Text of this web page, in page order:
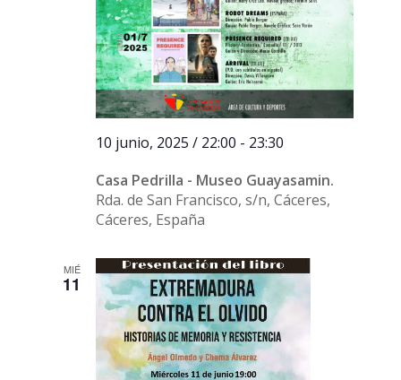
10 junio, 2025 / 22:00 - 23:30
Casa Pedrilla - Museo Guayasamin.
Rda. de San Francisco, s/n, Cáceres,
Cáceres, España
MIÉ
11